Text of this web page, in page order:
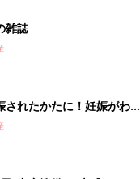
雑誌
されたかたに！妊娠がわか
に読む本『初めてのたまご